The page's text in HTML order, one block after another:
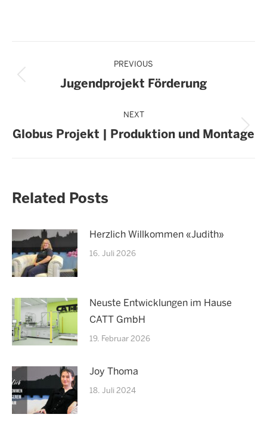
navigation
PREVIOUS
Previous
Jugendprojekt Förderung
NEXT
Next
Globus Projekt | Produktion und Montage
Related Posts
Herzlich Willkommen «Judith»
16. Juli 2026
Neuste Entwicklungen im Hause
CATT GmbH
19. Februar 2026
Joy Thoma
18. Juli 2024